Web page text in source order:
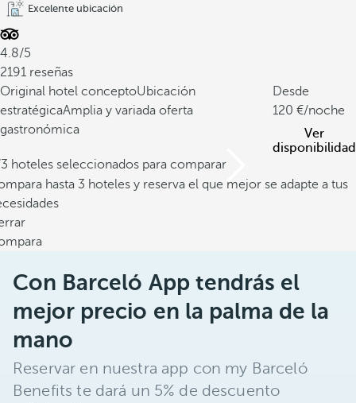
Excelente ubicación
4.8/5
2191 reseñas
Original hotel conceptoUbicación
estratégicaAmplia y variada oferta
gastronómica
Desde
120
/noche
Ver
disponibilidad
hoteles seleccionados para comparar
hasta 3 hoteles y reserva el que mejor se adapte a tus
Con Barceló App tendrás el
mejor precio en la palma de la
mano
Reservar en nuestra app con my Barceló
Benefits te dará un 5% de descuento